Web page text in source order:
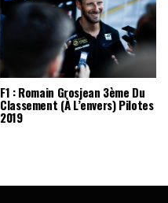
F1 : Romain Grosjean 3ème Du
Classement (à L’envers) Pilotes
2019